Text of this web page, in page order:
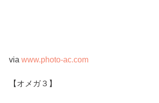
via www.photo-ac.com
【オメガ３】